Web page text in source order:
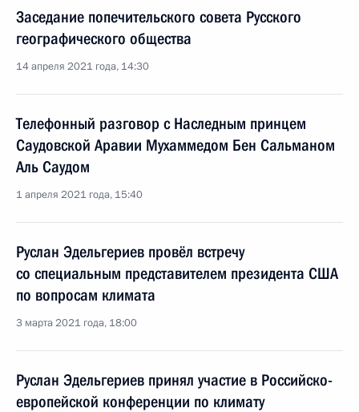
Заседание попечительского совета Русского
географического общества
14 апреля 2021 года, 14:30
Телефонный разговор с Наследным принцем
Саудовской Аравии Мухаммедом Бен Сальманом
Аль Саудом
1 апреля 2021 года, 15:40
Руслан Эдельгериев провёл встречу
со специальным представителем президента США
по вопросам климата
3 марта 2021 года, 18:00
Руслан Эдельгериев принял участие в Российско-
европейской конференции по климату